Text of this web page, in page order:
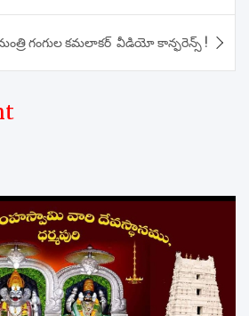
గంగుల కమలాకర్ వీడియో కాన్ఫరెన్స్ !